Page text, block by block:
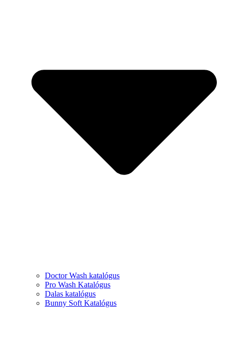
Doctor Wash katalógus
Pro Wash Katalógus
Dalas katalógus
Bunny Soft Katalógus